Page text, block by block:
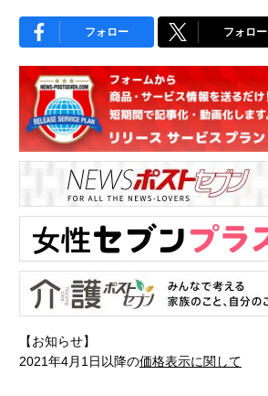
フォロー フォロー
【お知らせ】
2021年4月1日以降の価格表示に関して